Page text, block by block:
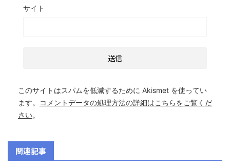
サイト
このサイトはスパムを低減するために Akismet を使ってい
ます。
コメントデータの処理方法の詳細はこちらをご覧くだ
さい。
関連記事